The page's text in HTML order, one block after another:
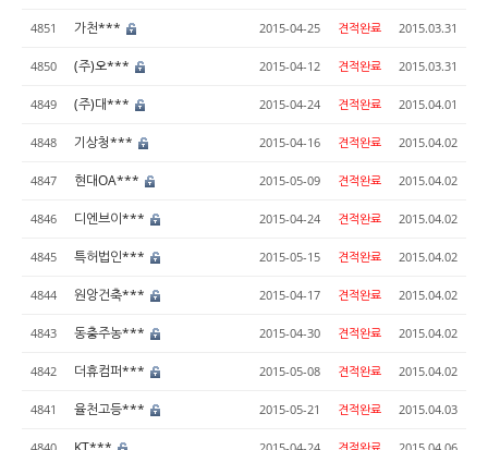
4851 가천*** 2015-04-25 견적완료 2015.03.31
4850 (주)오*** 2015-04-12 견적완료 2015.03.31
4849 (주)대*** 2015-04-24 견적완료 2015.04.01
4848 기상청*** 2015-04-16 견적완료 2015.04.02
4847 현대OA*** 2015-05-09 견적완료 2015.04.02
4846 디엔브이*** 2015-04-24 견적완료 2015.04.02
4845 특허법인*** 2015-05-15 견적완료 2015.04.02
4844 원앙건축*** 2015-04-17 견적완료 2015.04.02
4843 동충주농*** 2015-04-30 견적완료 2015.04.02
4842 더휴컴퍼*** 2015-05-08 견적완료 2015.04.02
4841 율천고등*** 2015-05-21 견적완료 2015.04.03